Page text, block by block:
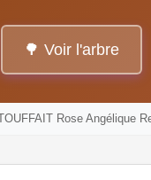
🌳 Voir l'arbre
Rose Angélique